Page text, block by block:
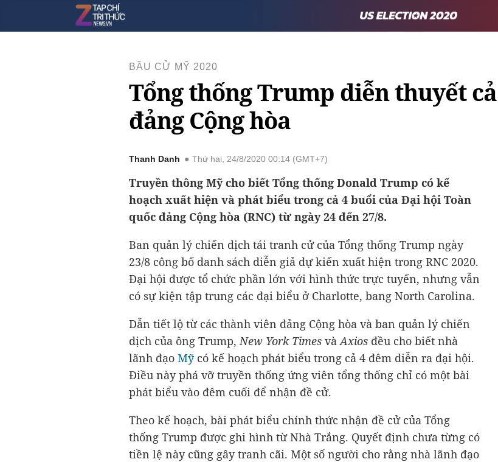
BẦU CỬ MỸ 2020
Tổng thống Trump diễn thuyết
đảng Cộng hòa
Thanh Danh Thứ hai, 24/8/2020 00:14 (GMT+7)
Truyền thông Mỹ cho biết Tổng thống Donald Trump có kế
hoạch xuất hiện và phát biểu trong cả 4 buổi của Đại hội Toàn
quốc đảng Cộng hòa (RNC) từ ngày 24 đến 27/8.
Ban quản lý chiến dịch tái tranh cử của Tổng thống Trump ngày
23/8 công bố danh sách diễn giả dự kiến xuất hiện trong RNC 2020.
Đại hội được tổ chức phần lớn với hình thức trực tuyến, nhưng vẫn
có sự kiện tập trung các đại biểu ở Charlotte, bang North Carolina.
Dẫn tiết lộ từ các thành viên đảng Cộng hòa và ban quản lý chiến
dịch của ông Trump,New York Times vàAxios đều cho biết nhà
lãnh đạo Mỹcó kế hoạch phát biểu trong cả 4 đêm diễn ra đại hội.
Điều này phá vỡ truyền thống ứng viên tổng thống chỉ có một bài
phát biểu vào đêm cuối để nhận đề cử.
Theo kế hoạch, bài phát biểu chính thức nhận đề cử của Tổng
thống Trump được ghi hình từ Nhà Trắng. Quyết định chưa từng có
tiền lệ này cũng gây tranh cãi. Một số người cho rằng nhà lãnh đạo